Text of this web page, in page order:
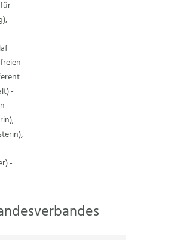
-
-